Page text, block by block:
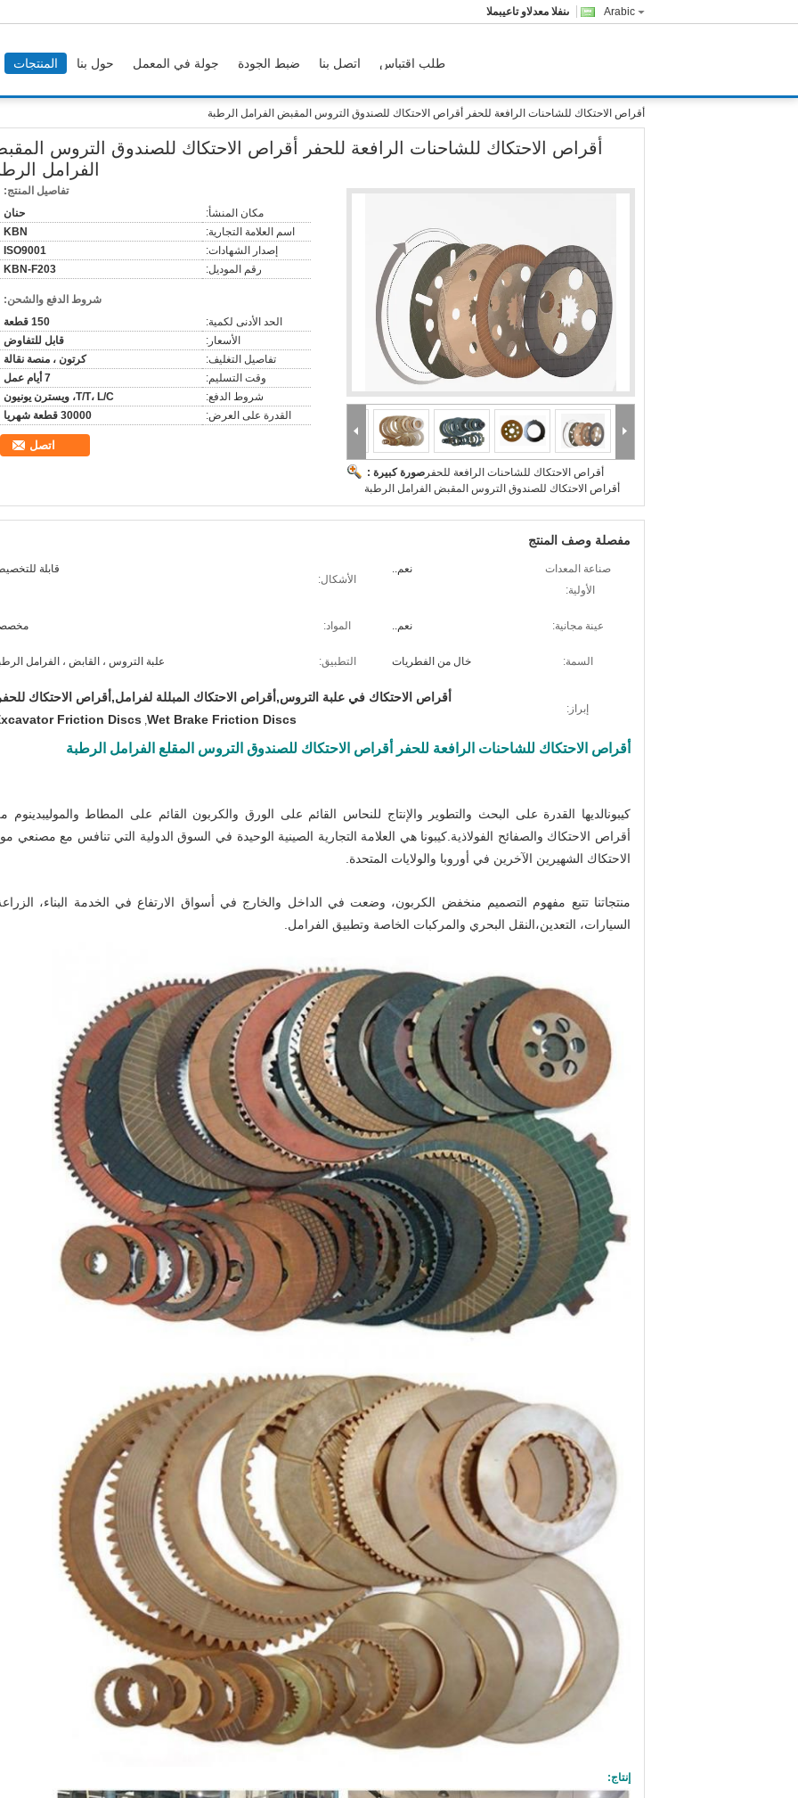
Arabic المبيعات والدعم الفنى
المنتجات حول بنا جولة في المعمل ضبط الجودة اتصل بنا طلب اقتباس
أقراص الاحتكاك للشاحنات الرافعة للحفر أقراص الاحتكاك للصندوق التروس المقبض الفرامل الرطبة
أقراص الاحتكاك للشاحنات الرافعة للحفر أقراص الاحتكاك للصندوق التروس
الفرامل
صورة كبيرة : أقراص الاحتكاك للشاحنات الرافعة للحفر
أقراص الاحتكاك للصندوق التروس المقبض الفرامل الرطبة
تفاصيل المنتج:
مكان المنشأ:
حنان
اسم العلامة التجارية:
KBN
إصدار الشهادات:
ISO9001
رقم الموديل:
KBN-F203
شروط الدفع والشحن:
الحد الأدنى لكمية:
150 قطعة
الأسعار:
قابل للتفاوض
تفاصيل التغليف:
كرتون ، منصة نقالة
وقت التسليم:
7 أيام عمل
شروط الدفع:
T/T، L/C، ويسترن يونيون
القدرة على العرض:
30000 قطعة شهريا
اتصل
مفصلة وصف المنتج
صناعة المعدات
الأولية:
نعم..
الأشكال:
قابلة
عينة مجانية: نعم.. المواد:
السمة: خال من الفطريات التطبيق: علبة التروس ، القابض ، الفرامل
إبراز:
أقراص الاحتكاك في علبة التروس,أقراص الاحتكاك المبللة لفرامل,أقراص الاحتكاك
Wet Brake Friction Discs
,
Friction Discs
أقراص الاحتكاك للشاحنات الرافعة للحفر أقراص الاحتكاك للصندوق التروس المقلع الفرامل الرطبة
كيبونالديها القدرة على البحث والتطوير والإنتاج للنحاس القائم على الورق والكربون القائم على المطاط والموليبدينوم
أقراص الاحتكاك والصفائح الفولاذية.كيبونا هي العلامة التجارية الصينية الوحيدة في السوق الدولية التي تنافس مع مصنعي
الاحتكاك الشهيرين الآخرين في أوروبا والولايات المتحدة.
منتجاتنا تتبع مفهوم التصميم منخفض الكربون، وضعت في الداخل والخارج في أسواق الارتفاع في الخدمة البناء،
السيارات، التعدين،النقل البحري والمركبات الخاصة وتطبيق الفرامل.
إنتاج: